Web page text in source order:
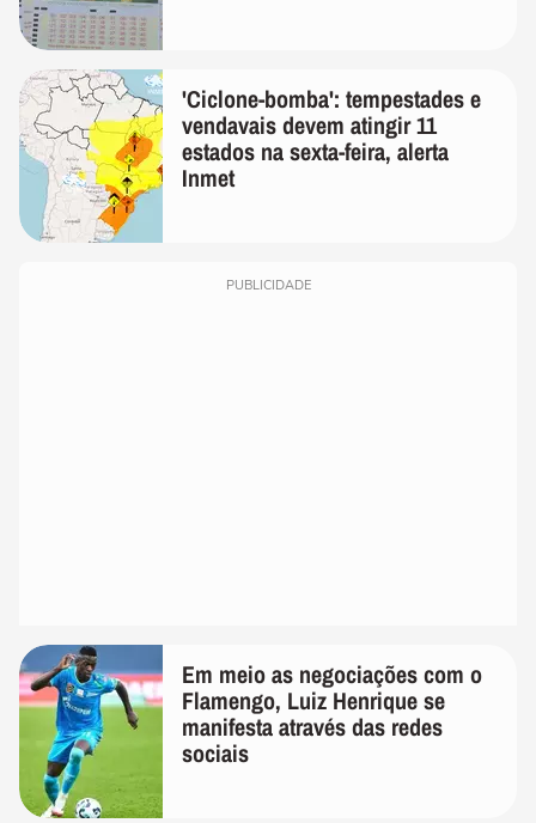
'Ciclone-bomba': tempestades e
vendavais devem atingir 11
estados na sexta-feira, alerta
Inmet
PUBLICIDADE
Em meio as negociações com o
Flamengo, Luiz Henrique se
manifesta através das redes
sociais